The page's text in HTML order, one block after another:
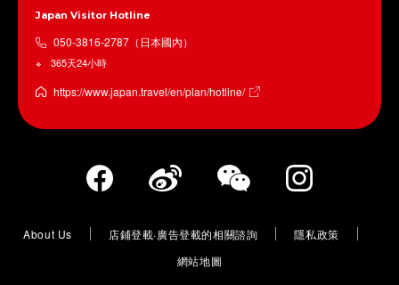
Japan Visitor Hotline
050-3816-2787（日本國內）
365天24小時
https://www.japan.travel/en/plan/hotline/
About Us 店鋪登載·廣告登載的相關諮詢
隱私政策
網站地圖